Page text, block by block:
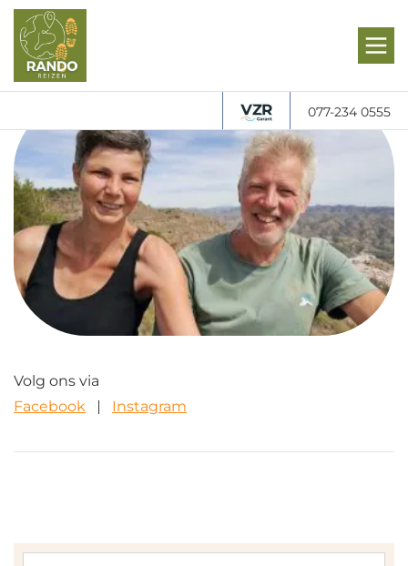
077-234 0555
Volg ons via
Facebook
Instagram